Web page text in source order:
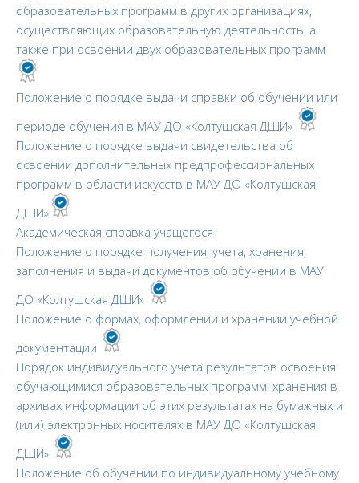
образовательных программ в других организациях,
осуществляющих образовательную деятельность, а
также при освоении двух образовательных программ
Положение о порядке выдачи справки об обучении или
периоде обучения в МАУ ДО «Колтушская ДШИ»
Положение о порядке выдачи свидетельства об
освоении дополнительных предпрофессиональных
программ в области искусств в МАУ ДО «Колтушская
ДШИ»
Академическая справка учащегося
Положение о порядке получения, учета, хранения,
заполнения и выдачи документов об обучении в МАУ
ДО «Колтушская ДШИ»
Положение о формах, оформлении и хранении учебной
документации
Порядок индивидуального учета результатов освоения
обучающимися образовательных программ, хранения в
архивах информации об этих результатах на бумажных и
(или) электронных носителях в МАУ ДО «Колтушская
ДШИ»
Положение об обучении по индивидуальному учебному